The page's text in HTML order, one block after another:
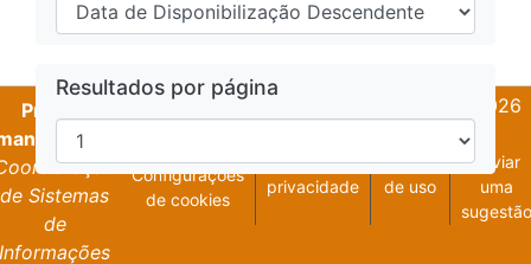
Resultados por página
Projeto
pela
de Sistemas
de
Informações
DSpace software
copyright © 2002-2026
Configurações
de cookies
Política de
privacidade
Termos
de uso
Enviar
uma
sugestão